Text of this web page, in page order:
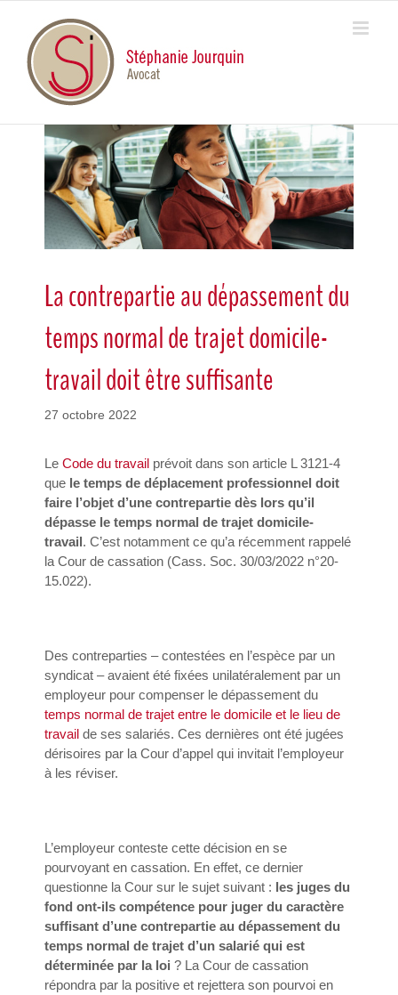
content
View
Larger
Image
La contrepartie au dépassement du
temps normal de trajet domicile-
travail doit être suffisante
27 octobre 2022
Le Code du travail prévoit dans son article L 3121-4
que le temps de déplacement professionnel doit
faire l’objet d’une contrepartie dès lors qu’il
dépasse le temps normal de trajet domicile-
travail. C’est notamment ce qu’a récemment rappelé
la Cour de cassation (Cass. Soc. 30/03/2022 n°20-
15.022).
Des contreparties – contestées en l’espèce par un
syndicat – avaient été fixées unilatéralement par un
employeur pour compenser le dépassement du
temps normal de trajet entre le domicile et le lieu de
travail de ses salariés. Ces dernières ont été jugées
dérisoires par la Cour d’appel qui invitait l’employeur
à les réviser.
L’employeur conteste cette décision en se
pourvoyant en cassation. En effet, ce dernier
questionne la Cour sur le sujet suivant : les juges du
fond ont-ils compétence pour juger du caractère
suffisant d’une contrepartie au dépassement du
temps normal de trajet d’un salarié qui est
déterminée par la loi ? La Cour de cassation
répondra par la positive et rejettera son pourvoi en